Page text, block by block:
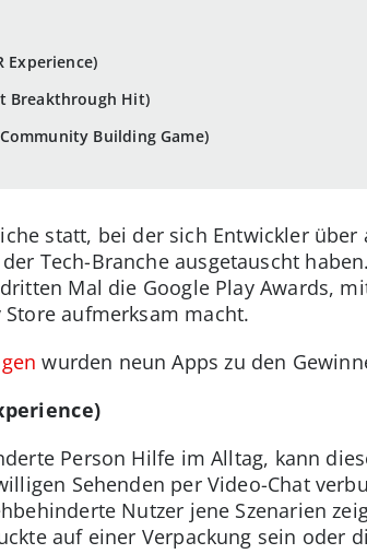
Experience)
Breakthrough Hit)
Building Game)
statt, bei der sich Entwickler
Tech-Branche ausgetauscht
Mal die Google Play Awards,
aufmerksam macht.
wurden neun Apps zu den
Person Hilfe im Alltag, kann
Sehenden per Video-Chat
Nutzer jene Szenarien
auf einer Verpackung sein oder